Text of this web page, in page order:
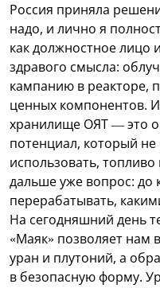
Россия приняла
надо, и лично я
как должностное лицо
здравого смысла:
кампанию в реакторе,
ценных компонентов.
хранилище ОЯТ — это
потенциал, который не
использовать,
дальше уже вопрос: до
перерабатывать,
На сегодняшний день
«Маяк» позволяет нам
уран и плутоний, а
в безопасную форму.